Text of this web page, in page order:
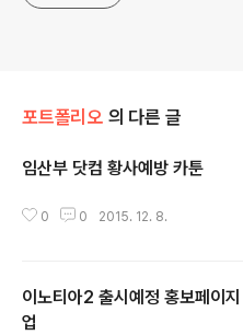
포트폴리오 의 다른 글
임산부 닷컴 황사예방 카툰
0 0 2015. 12. 8.
이노티아2 출시예정 홍보페이
업